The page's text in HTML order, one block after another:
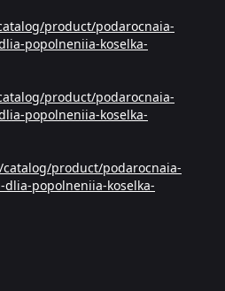
product/podarocnaia-
popolneniia-koselka-
product/podarocnaia-
popolneniia-koselka-
product/podarocnaia-
popolneniia-koselka-